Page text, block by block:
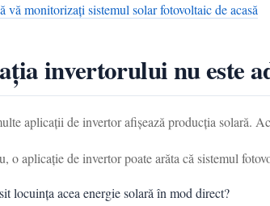
vă monitorizați sistemul solar fotovoltaic de acasă
invertorului nu este
aplicații de invertor afișează producția solară.
o aplicație de invertor poate arăta că sistemul
locuința acea energie solară în mod direct?